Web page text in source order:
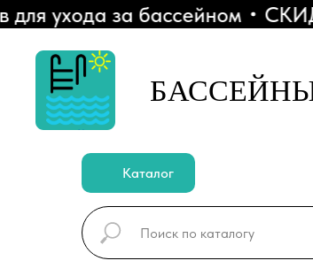
за бассейном СКИДКА
Каталог